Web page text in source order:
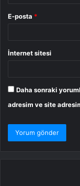
E-posta *
İnternet sitesi
Daha sonraki
adresim ve site